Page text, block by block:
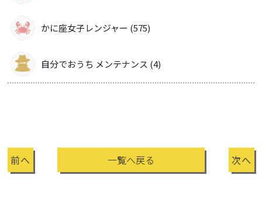
かに座女子レンジャー (575)
自分でおうち メンテナンス (4)
前へ 一覧へ戻る 次へ